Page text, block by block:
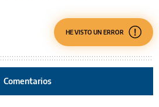
HE VISTO UN ERROR
Comentarios